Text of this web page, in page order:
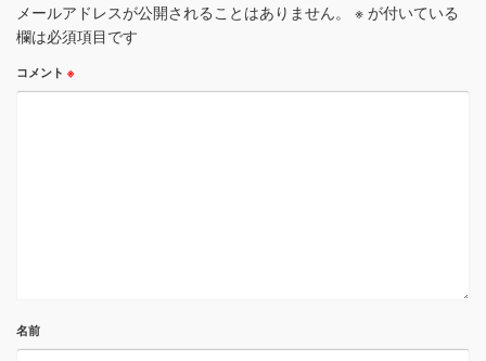
メールアドレスが公開されることはありません。 ※ が付いている
欄は必須項目です
コメント ※
名前